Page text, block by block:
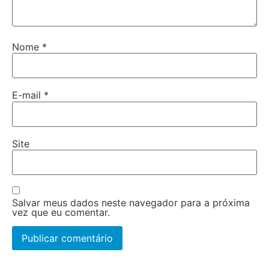
Nome *
E-mail *
Site
Salvar meus dados neste navegador para a próxima
vez que eu comentar.